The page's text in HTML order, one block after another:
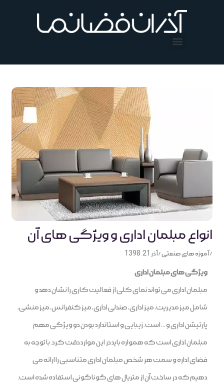
انواع مبلمان اداری و ویژگی های آن
/آموزه های صنعتی/آذر 21, 1398
ویژگی های مبلمان اداری
مبلمان اداری می تواند نمای کلی از فعالیت کاری را نشان دهد و
شامل میز مدیریت، میز اداری، صندلی اداری، میز کنفرانس، میز منشی،
پارتیشن اداری و … است. زیبایی و استاندارد بودن دو ویژگی مهم
مبلمان اداری است که همواره باید در این موارد دقت کرد. با توجه به
فضای اداره و سمت هر شخص مبلمان اداری متناسبی را ارائه می
دهیم که در ساخت آن از متریال های گوناگونی استفاده شده است.